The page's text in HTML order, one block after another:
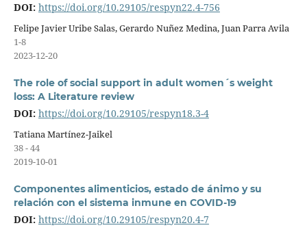
DOI: https://doi.org/10.29105/respyn22.4-756
Felipe Javier Uribe Salas, Gerardo Nuñez Medina, Juan Parra Avila
1-8
2023-12-20
The role of social support in adult women´s weight
loss: A Literature review
DOI: https://doi.org/10.29105/respyn18.3-4
Tatiana Martínez-Jaikel
38 - 44
2019-10-01
Componentes alimenticios, estado de ánimo y su
relación con el sistema inmune en COVID-19
DOI: https://doi.org/10.29105/respyn20.4-7